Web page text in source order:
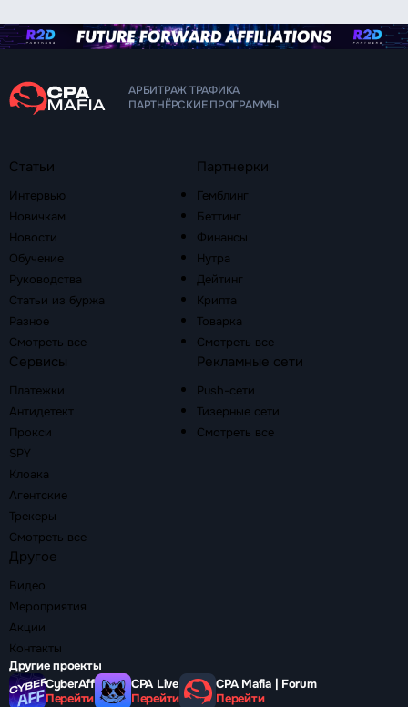
АРБИТРАЖ ТРАФИКА
ПАРТНЁРСКИЕ ПРОГРАММЫ
Статьи
Интервью
Новичкам
Новости
Обучение
Руководства
Статьи из буржа
Разное
Смотреть все
Партнерки
Гемблинг
Беттинг
Финансы
Нутра
Дейтинг
Крипта
Товарка
Смотреть все
Сервисы
Платежки
Антидетект
Прокси
SPY
Клоака
Агентские
Трекеры
Смотреть все
Рекламные сети
Push-сети
Тизерные сети
Смотреть все
Другое
Видео
Мероприятия
Акции
Контакты
Другие проекты
CyberAff
Перейти
CPA Live
Перейти
CPA Mafia | Forum
Перейти